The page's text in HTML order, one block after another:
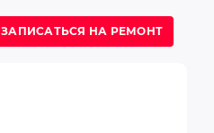
ЗАПИСАТЬСЯ НА РЕМОНТ